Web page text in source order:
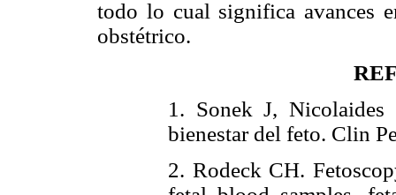
todo lo cual significa avances
obstétrico.
1. Sonek J,
bienestar del feto.
2. Rodeck CH.